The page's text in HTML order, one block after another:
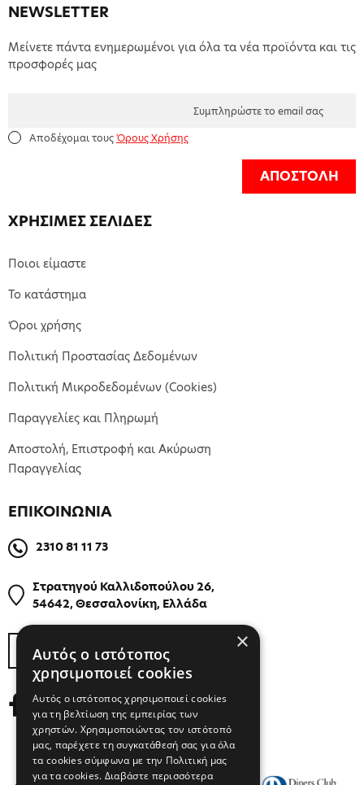
ΕΠΙΚΟΙΝΩΝΙΑ
2310 81 11 73
Στρατηγού Καλλιδοπούλου 26,
54642, Θεσσαλονίκη, Ελλάδα
ΒΡΕΙΤΕ ΜΑΣ ΣΤΟΝ ΧΑΡΤΗ
ΧΡΗΣΙΜΕΣ ΣΕΛΙΔΕΣ
Ποιοι είμαστε
Το κατάστημα
Όροι χρήσης
Πολιτική Προστασίας Δεδομένων
Πολιτική Μικροδεδομένων (Cookies)
Παραγγελίες και Πληρωμή
Αποστολή, Επιστροφή και Ακύρωση
Παραγγελίας
NEWSLETTER
Μείνετε πάντα ενημερωμένοι για όλα τα νέα προϊόντα και τις
προσφορές μας
Αποδέχομαι τουςΌρους Χρήσης
ΑΠΟΣΤΟΛΗ
×
Αυτός ο ιστότοπος
χρησιμοποιεί cookies
Αυτός ο ιστότοπος χρησιμοποιεί cookies
για τη βελτίωση της εμπειρίας των
χρηστών. Χρησιμοποιώντας τον ιστότοπό
μας, παρέχετε τη συγκατάθεσή σας για όλα
τα cookies σύμφωνα με την Πολιτική μας
για τα cookies. Διαβάστε περισσότερα